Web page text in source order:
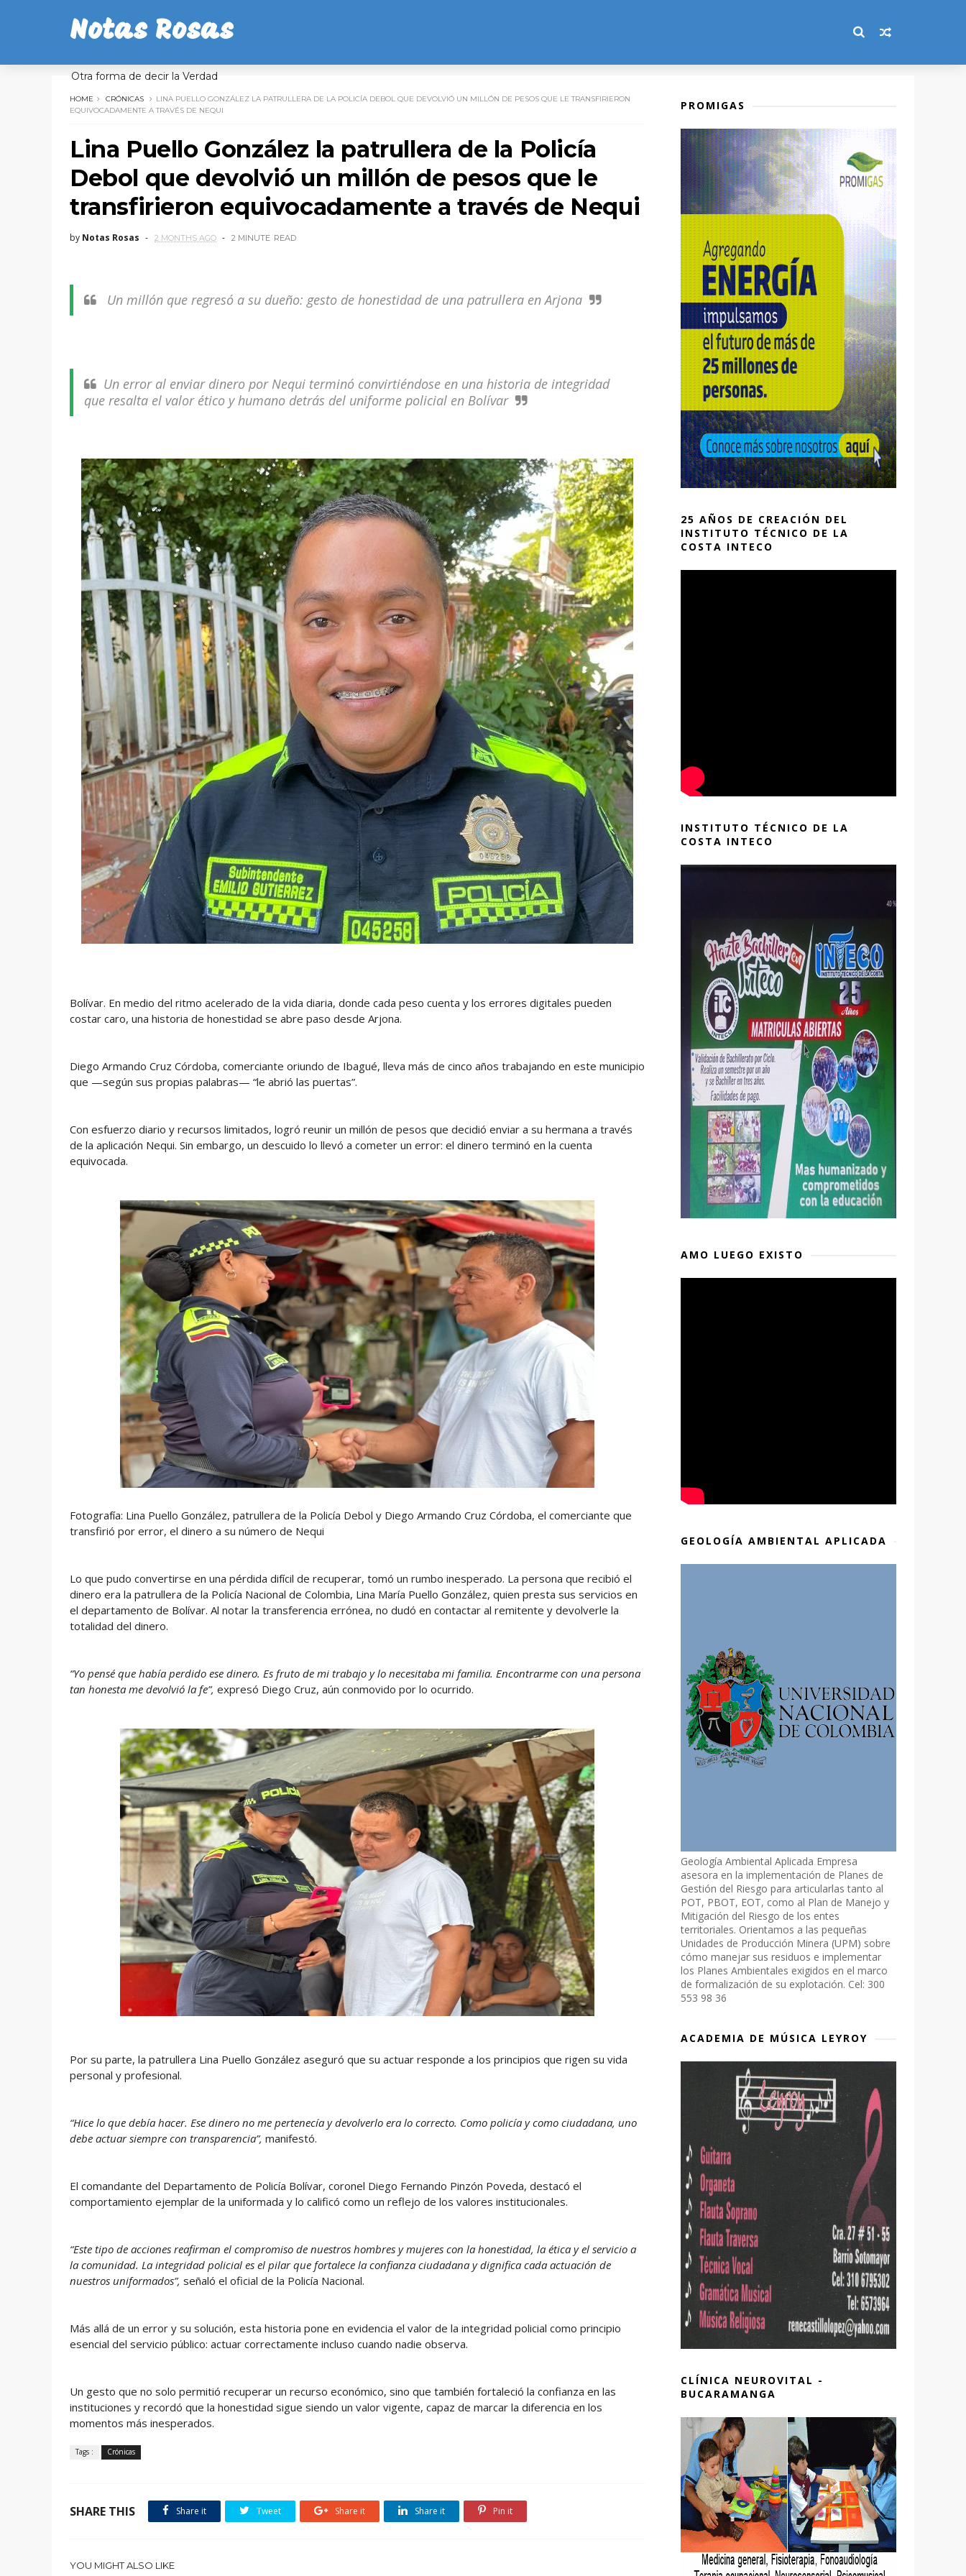
Notas Rosas
Otra forma de decir la Verdad
HOME CRÓNICAS
LINA PUELLO GONZÁLEZ LA PATRULLERA DE LA POLICÍA DEBOL QUE DEVOLVIÓ UN MILLÓN DE PESOS QUE LE TRANSFIRIERON
EQUIVOCADAMENTE A TRAVÉS DE NEQUI
Lina Puello González la patrullera de la Policía
Debol que devolvió un millón de pesos que le
transfirieron equivocadamente a través de Nequi
by Notas Rosas 2 MONTHS AGO 2 MINUTE READ
Un millón que regresó a su dueño: gesto de honestidad de una patrullera en Arjona
Un error al enviar dinero por Nequi terminó convirtiéndose en una historia de integridad
que resalta el valor ético y humano detrás del uniforme policial en Bolívar
Bolívar. En medio del ritmo acelerado de la vida diaria, donde cada peso cuenta y los errores digitales pueden
costar caro, una historia de honestidad se abre paso desde Arjona.
Diego Armando Cruz Córdoba, comerciante oriundo de Ibagué, lleva más de cinco años trabajando en este municipio
que —según sus propias palabras— “le abrió las puertas”.
Con esfuerzo diario y recursos limitados, logró reunir un millón de pesos que decidió enviar a su hermana a través
de la aplicación Nequi. Sin embargo, un descuido lo llevó a cometer un error: el dinero terminó en la cuenta
equivocada.
Fotografía: Lina Puello González, patrullera de la Policía Debol y Diego Armando Cruz Córdoba, el comerciante que
transfirió por error, el dinero a su número de Nequi
Lo que pudo convertirse en una pérdida difícil de recuperar, tomó un rumbo inesperado. La persona que recibió el
dinero era la patrullera de la Policía Nacional de Colombia, Lina María Puello González, quien presta sus servicios en
el departamento de Bolívar. Al notar la transferencia errónea, no dudó en contactar al remitente y devolverle la
totalidad del dinero.
“Yo pensé que había perdido ese dinero. Es fruto de mi trabajo y lo necesitaba mi familia. Encontrarme con una persona
tan honesta me devolvió la fe”, expresó Diego Cruz, aún conmovido por lo ocurrido.
Por su parte, la patrullera Lina Puello González aseguró que su actuar responde a los principios que rigen su vida
personal y profesional.
“Hice lo que debía hacer. Ese dinero no me pertenecía y devolverlo era lo correcto. Como policía y como ciudadana, uno
debe actuar siempre con transparencia”, manifestó.
El comandante del Departamento de Policía Bolívar, coronel Diego Fernando Pinzón Poveda, destacó el
comportamiento ejemplar de la uniformada y lo calificó como un reflejo de los valores institucionales.
“Este tipo de acciones reafirman el compromiso de nuestros hombres y mujeres con la honestidad, la ética y el servicio a
la comunidad. La integridad policial es el pilar que fortalece la confianza ciudadana y dignifica cada actuación de
nuestros uniformados”, señaló el oficial de la Policía Nacional.
Más allá de un error y su solución, esta historia pone en evidencia el valor de la integridad policial como principio
esencial del servicio público: actuar correctamente incluso cuando nadie observa.
Un gesto que no solo permitió recuperar un recurso económico, sino que también fortaleció la confianza en las
instituciones y recordó que la honestidad sigue siendo un valor vigente, capaz de marcar la diferencia en los
momentos más inesperados.
Tags : Crónicas
SHARE THIS Share it Tweet Share it Share it Pin it
YOU MIGHT ALSO LIKE
PROMIGAS
25 AÑOS DE CREACIÓN DEL
INSTITUTO TÉCNICO DE LA
COSTA INTECO
INSTITUTO TÉCNICO DE LA
COSTA INTECO
AMO LUEGO EXISTO
GEOLOGÍA AMBIENTAL APLICADA
Geología Ambiental Aplicada Empresa
asesora en la implementación de Planes de
Gestión del Riesgo para articularlas tanto al
POT, PBOT, EOT, como al Plan de Manejo y
Mitigación del Riesgo de los entes
territoriales. Orientamos a las pequeñas
Unidades de Producción Minera (UPM) sobre
cómo manejar sus residuos e implementar
los Planes Ambientales exigidos en el marco
de formalización de su explotación. Cel: 300
553 98 36
ACADEMIA DE MÚSICA LEYROY
CLÍNICA NEUROVITAL -
BUCARAMANGA